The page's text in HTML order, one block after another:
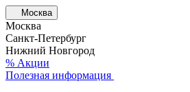
Москва
Москва
Санкт-Петербург
Нижний Новгород
% Акции
Полезная информация